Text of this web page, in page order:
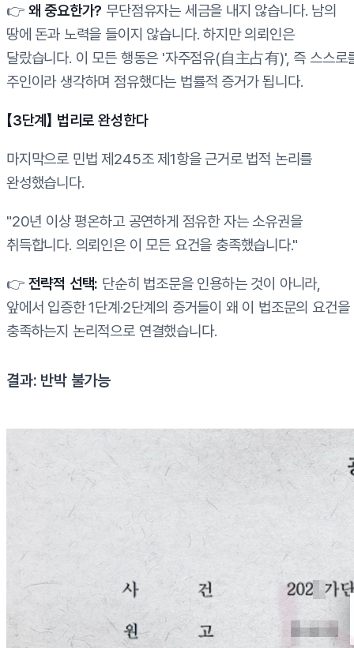
👉 왜 중요한가? 무단점유자는 세금을 내지 않습니다. 남의
땅에 돈과 노력을 들이지 않습니다. 하지만 의뢰인은
달랐습니다. 이 모든 행동은 '자주점유(自主占有)', 즉 스스로
주인이라 생각하며 점유했다는 법률적 증거가 됩니다.
【3단계】 법리로 완성한다
마지막으로 민법 제245조 제1항을 근거로 법적 논리를
완성했습니다.
"20년 이상 평온하고 공연하게 점유한 자는 소유권을
취득합니다. 의뢰인은 이 모든 요건을 충족했습니다."
👉 전략적 선택: 단순히 법조문을 인용하는 것이 아니라,
앞에서 입증한 1단계·2단계의 증거들이 왜 이 법조문의 요건을
충족하는지 논리적으로 연결했습니다.
결과: 반박 불가능